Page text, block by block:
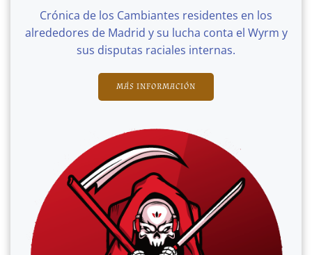
Crónica de los Cambiantes residentes en los
alrededores de Madrid y su lucha conta el Wyrm y
sus disputas raciales internas.
MÁS INFORMACIÓN